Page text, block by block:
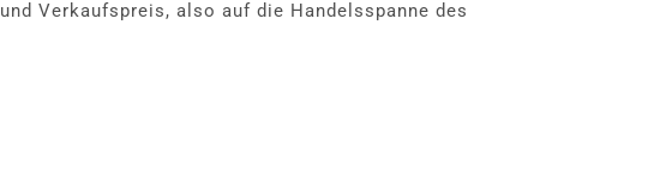
Verkaufspreis, also auf die Handelsspanne des